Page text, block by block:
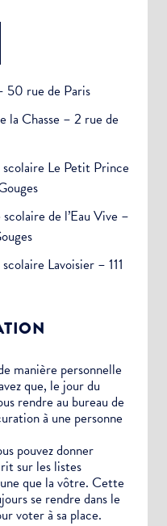
50 rue de Paris
la Chasse – 2 rue de
Le Petit Prince
de l’Eau Vive –
Lavoisier – 111
manière personnelle
que, le jour du
rendre au bureau de
à une personne
pouvez donner
sur les listes
que la vôtre. Cette
se rendre dans le
voter à sa place.